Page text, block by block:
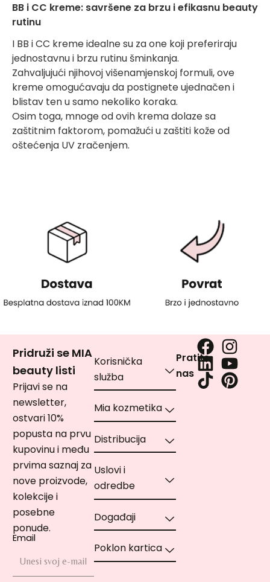
BB i CC kreme: savršene za brzu i efikasnu beauty
rutinu
I BB i CC kreme idealne su za one koji preferiraju
jednostavnu i brzu rutinu šminkanja.
Zahvaljujući njihovoj višenamjenskoj formuli, ove
kreme omogućavaju da postignete ujednačen i
blistav ten u samo nekoliko koraka.
Osim toga, mnoge od ovih krema dolaze sa
zaštitnim faktorom, pomažući u zaštiti kože od
oštećenja UV zračenjem.
Pridruži se MIA
beauty listi
Prijavi se na
newsletter,
ostvari 10%
popusta na prvu
kupovinu i među
prvima saznaj za
nove proizvode,
kolekcije i
posebne
ponude.
Email
Korisnička
služba
Mia kozmetika
Distribucija
Uslovi i
odredbe
Događaji
Poklon kartica
Pratite
nas